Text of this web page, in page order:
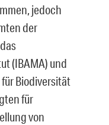
jedoch
der
(IBAMA) und
Biodiversität
für
von